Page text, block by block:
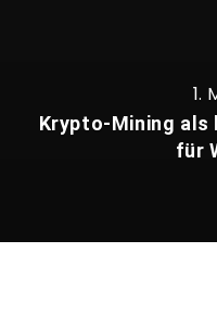
1.
Krypto-Mining als
für